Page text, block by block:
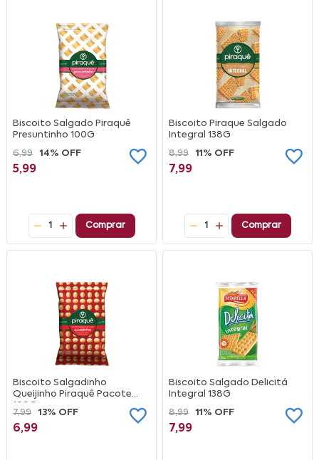
Biscoito Salgado Piraquê
Presuntinho 100G
6,99
14% OFF
5,99
1 Comprar
Biscoito Piraque Salgado
Integral 138G
8,99
11% OFF
7,99
1 Comprar
Biscoito Salgadinho
Queijinho Piraquê Pacote
100G
7,99 13% OFF
6,99
Biscoito Salgado Delicitá
Integral 138G
8,99
11% OFF
7,99